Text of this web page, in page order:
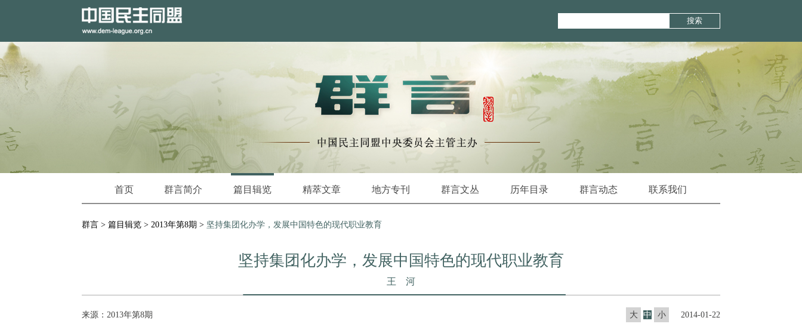
搜索
首页 群言简介 篇目辑览 精萃文章 地方专刊 群言文丛 历年目录 群言动态 联系我们
群言 > 篇目辑览 > 2013年第8期 > 坚持集团化办学，发展中国特色的现代职业教育
坚持集团化办学，发展中国特色的现代职业教育
王 河
来源：2013年第8期 大 中 小 2014-01-22